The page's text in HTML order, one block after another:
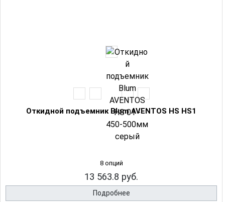
Откидной подъемник Blum AVENTOS HS HS1
8 опций
13 563.8 руб.
Подробнее